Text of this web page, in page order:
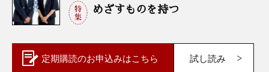
めざすものを持つ
定期購読のお申込みはこちら 試し読み